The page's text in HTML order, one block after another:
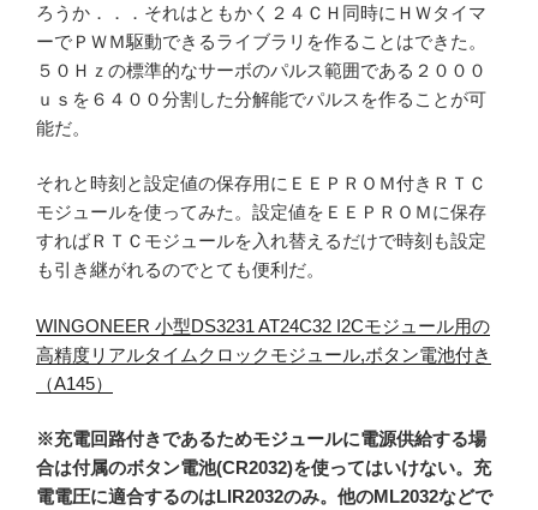
ろうか．．．それはともかく２４ＣＨ同時にＨＷタイマ
ーでＰＷＭ駆動できるライブラリを作ることはできた。
５０Ｈｚの標準的なサーボのパルス範囲である２０００
ｕｓを６４００分割した分解能でパルスを作ることが可
能だ。
それと時刻と設定値の保存用にＥＥＰＲＯＭ付きＲＴＣ
モジュールを使ってみた。設定値をＥＥＰＲＯＭに保存
すればＲＴＣモジュールを入れ替えるだけで時刻も設定
も引き継がれるのでとても便利だ。
WINGONEER 小型DS3231 AT24C32 I2Cモジュール用の
高精度リアルタイムクロックモジュール,ボタン電池付き
（A145）
※充電回路付きであるためモジュールに電源供給する場
合は付属のボタン電池(CR2032)を使ってはいけない。充
電電圧に適合するのはLIR2032のみ。他のML2032などで